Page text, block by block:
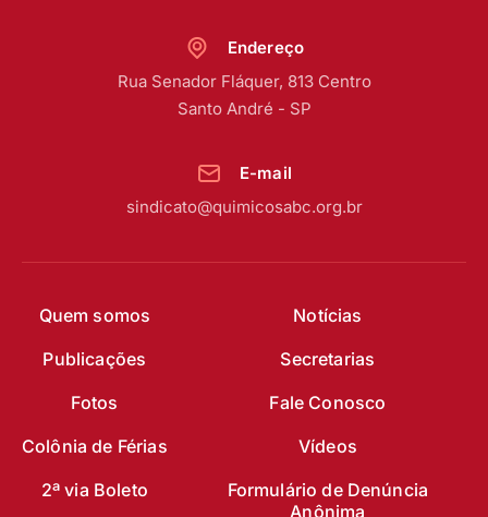
Quem somos
Notícias
Publicações
Secretarias
Fotos
Fale Conosco
Colônia de Férias
Vídeos
2ª via Boleto
Formulário de Denúncia
Anônima
Endereço
Rua Senador Fláquer, 813 Centro
Santo André - SP
E-mail
sindicato@quimicosabc.org.br